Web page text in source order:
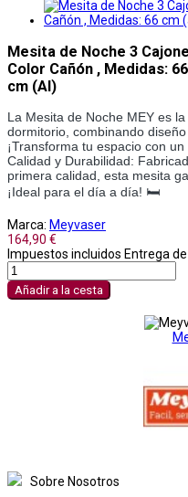
Mesita de Noche 3
Color Cañón , Medidas:
cm (Al)
La Mesita de Noche MEY es
dormitorio, combinando
¡Transforma tu espacio con
Calidad y Durabilidad:
primera calidad, esta mesita
¡Ideal para el día a día! 🛏️
Marca: Meyvaser
164,90 €
Impuestos incluidos Entrega
Añadir a la cesta
Sobre Nosotros